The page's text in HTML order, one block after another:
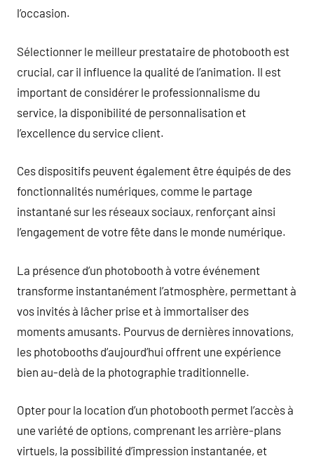
l’occasion.
Sélectionner le meilleur prestataire de photobooth est
crucial, car il influence la qualité de l’animation. Il est
important de considérer le professionnalisme du
service, la disponibilité de personnalisation et
l’excellence du service client.
Ces dispositifs peuvent également être équipés de des
fonctionnalités numériques, comme le partage
instantané sur les réseaux sociaux, renforçant ainsi
l’engagement de votre fête dans le monde numérique.
La présence d’un photobooth à votre événement
transforme instantanément l’atmosphère, permettant à
vos invités à lâcher prise et à immortaliser des
moments amusants. Pourvus de dernières innovations,
les photobooths d’aujourd’hui offrent une expérience
bien au-delà de la photographie traditionnelle.
Opter pour la location d’un photobooth permet l’accès à
une variété de options, comprenant les arrière-plans
virtuels, la possibilité d’impression instantanée, et